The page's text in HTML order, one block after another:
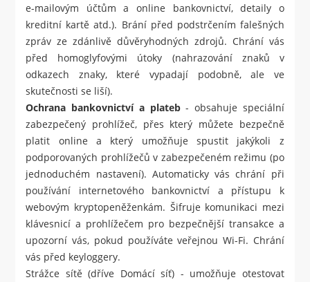
e-mailovým účtům a online bankovnictví, detaily o
kreditní kartě atd.). Brání před podstrčením falešných
zpráv ze zdánlivě důvěryhodných zdrojů. Chrání vás
před homoglyfovými útoky (nahrazování znaků v
odkazech znaky, které vypadají podobně, ale ve
skutečnosti se liší).
Ochrana bankovnictví a plateb- obsahuje speciální
zabezpečený prohlížeč, přes který můžete bezpečně
platit online a který umožňuje spustit jakýkoli z
podporovaných prohlížečů v zabezpečeném režimu (po
jednoduchém nastavení). Automaticky vás chrání při
používání internetového bankovnictví a přístupu k
webovým kryptopeněženkám. Šifruje komunikaci mezi
klávesnicí a prohlížečem pro bezpečnější transakce a
upozorní vás, pokud používáte veřejnou Wi-Fi. Chrání
vás před keyloggery.
Strážce sítě (dříve Domácí síť) - umožňuje otestovat